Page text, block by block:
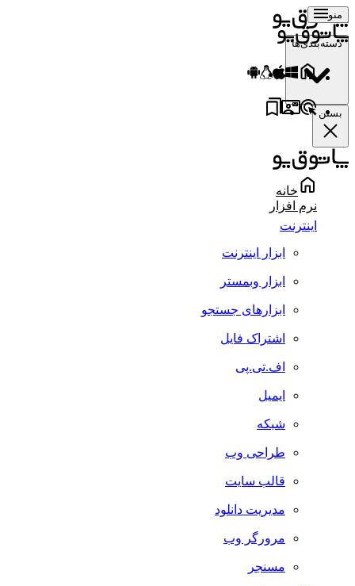
منو
دسته‌بندی‌ها
بستن
خانه
نرم افزار
اینترنت
ابزار اینترنت
ابزار وبمستر
ابزارهای جستجو
اشتراک فایل
اف.تی.پی
ایمیل
شبکه
طراحی وب
قالب سایت
مدیریت دانلود
مرورگر وب
مسنجر